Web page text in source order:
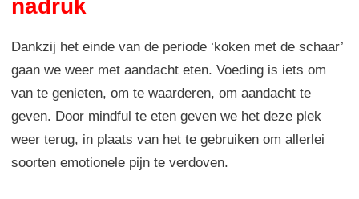
nadruk
Dankzij het einde van de periode ‘koken met de schaar’
gaan we weer met aandacht eten. Voeding is iets om
van te genieten, om te waarderen, om aandacht te
geven. Door mindful te eten geven we het deze plek
weer terug, in plaats van het te gebruiken om allerlei
soorten emotionele pijn te verdoven.